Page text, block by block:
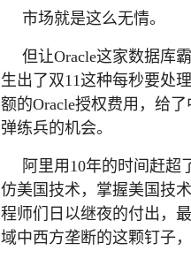
市场就是这么无情。
但让Oracle这家数据库
生出了双11这种每秒要处
额的Oracle授权费用，给
弹练兵的机会。
阿里用10年的时间赶超
仿美国技术，掌握美国技
程师们日以继夜的付出，
域中西方垄断的这颗钉子